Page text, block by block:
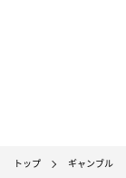
トップ ギャンブル